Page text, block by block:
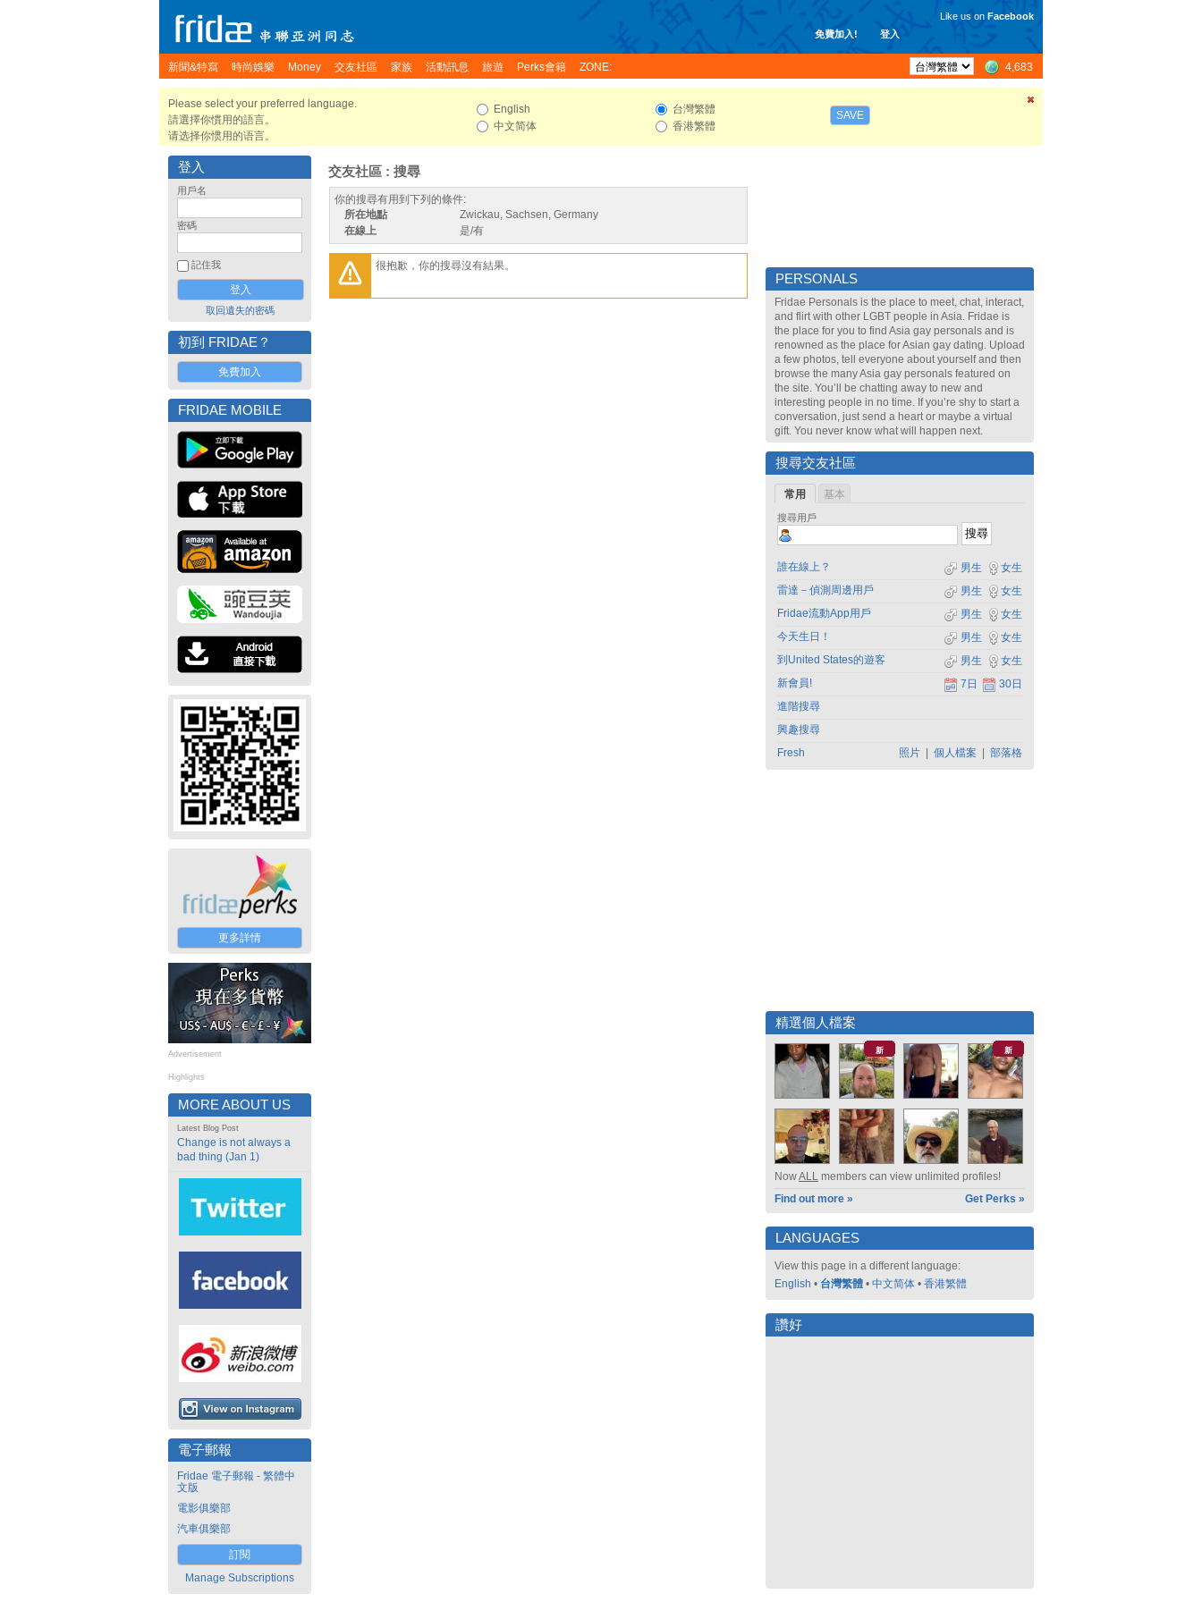
免費加入! 登入
Like us on Facebook
新聞&特寫 時尚娛樂 Money 交友社區 家族 活動訊息 旅遊 Perks會籍 ZONE: 4,683
Please select your preferred language.
請選擇你慣用的語言。
请选择你惯用的语言。
English
中文简体
台灣繁體
香港繁體
SAVE
登入
用戶名
密碼
記住我
取回遺失的密碼
初到 FRIDAE？
免費加入
FRIDAE MOBILE
更多詳情
Advertisement
Highlights
MORE ABOUT US
Latest Blog Post
Change is not always a
bad thing (Jan 1)
電子郵報
Fridae 電子郵報 - 繁體中
文版
電影俱樂部
汽車俱樂部
訂閱
Manage Subscriptions
交友社區 : 搜尋
你的搜尋有用到下列的條件:
所在地點
Zwickau, Sachsen, Germany
在線上
是/有
很抱歉，你的搜尋沒有結果。
PERSONALS
Fridae Personals is the place to meet, chat, interact,
and flirt with other LGBT people in Asia. Fridae is
the place for you to find Asia gay personals and is
renowned as the place for Asian gay dating. Upload
a few photos, tell everyone about yourself and then
browse the many Asia gay personals featured on
the site. You’ll be chatting away to new and
interesting people in no time. If you’re shy to start a
conversation, just send a heart or maybe a virtual
gift. You never know what will happen next.
搜尋交友社區
常用 基本
搜尋用戶
誰在線上？ 女生
男生
雷達－偵測周邊用戶
女生
男生
Fridae流動App用戶
女生
男生
今天生日！
女生
男生
到United States的遊客
女生
男生
新會員!
30日
7日
進階搜尋
興趣搜尋
Fresh
照片 個人檔案 部落格
精選個人檔案
新 新
NowALL members can view unlimited profiles!
Find out more »
Get Perks »
LANGUAGES
View this page in a different language:
English • 台灣繁體 • 中文简体 • 香港繁體
讚好